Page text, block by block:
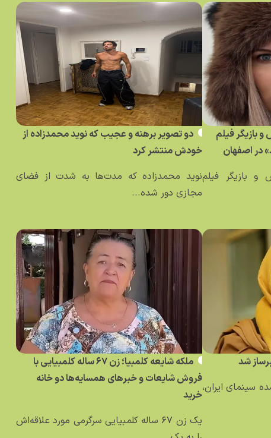
و بازیگر فیلم
در اصفهان
و بازیگر فیلم
دو تصویر برهنه و عجیب که نوید محمدزاده از
خودش منتشر کرد
نوید محمدزاده که مدت‌ها به شدت از فضای
مجازی دور شده...
شد
سینمای ایران،
ملکه شایعه کلمبیا؛ زن ۶۷ ساله کلمبیایی با
فروش شایعات و خبر‌های همسایه‌ها دو خانه
خرید
یک زن ۶۷ ساله کلمبیایی سرگرمی مورد علاقه‌اش